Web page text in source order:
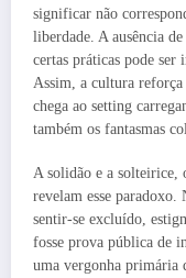
significar não
liberdade. A ausência
certas práticas pode ser
Assim, a cultura reforça
chega ao setting
também os fantasmas
A solidão e a solteirice,
revelam esse paradoxo.
sentir-se excluído,
fosse prova pública de
uma vergonha primária